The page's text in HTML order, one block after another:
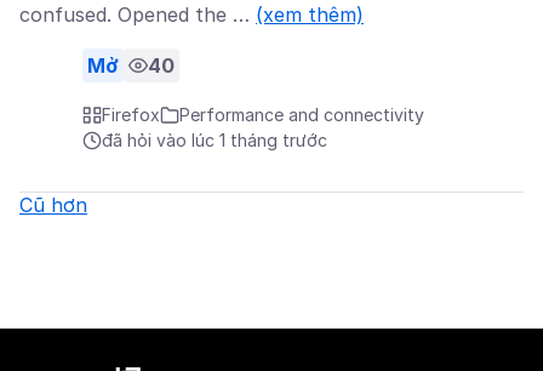
confused. Opened the … (xem thêm)
Mở 40
Firefox
Performance and connectivity
đã hỏi vào lúc 1 tháng trước
Cũ hơn